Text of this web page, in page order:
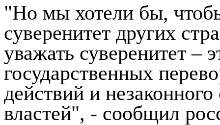
"Но мы хотели бы,
суверенитет других
уважать суверенитет ‒
государственных
действий и
властей", - сообщил